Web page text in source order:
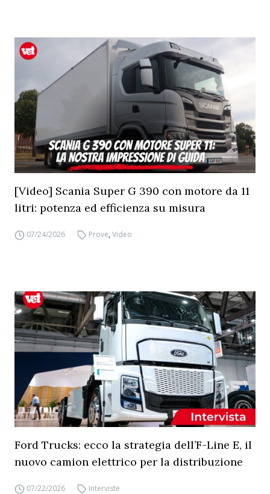
[Video] Scania Super G 390 con motore da 11
litri: potenza ed efficienza su misura
07/24/2026 Prove,Video
Ford Trucks: ecco la strategia dell’F-Line E, il
nuovo camion elettrico per la distribuzione
07/22/2026 Interviste